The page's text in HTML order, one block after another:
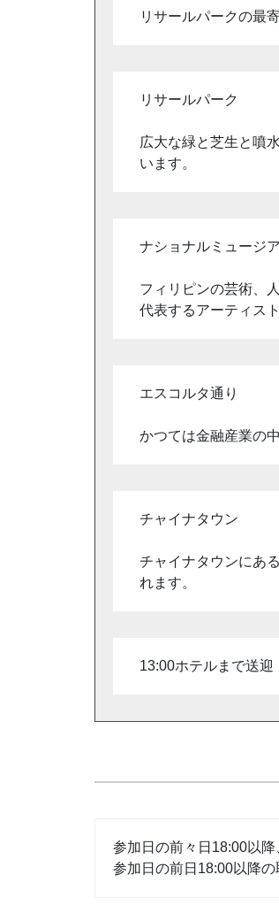
リサールパークの最
リサールパーク
広大な緑と芝生と噴
います。
ナショナルミュージ
フィリピンの芸術、
代表するアーティス
エスコルタ通り
かつては金融産業の
チャイナタウン
チャイナタウンにあ
れます。
13:00ホテルまで送迎
参加日の前々日18:00以
参加日の前日18:00以降